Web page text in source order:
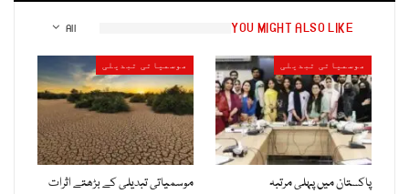
All YOU MIGHT ALSO LIKE
موسمیاتی تبدیلی
پاکستان میں پہلی مرتبہ
موسمیاتی تبدیلی
موسمیاتی تبدیلی کے بڑھتے اثرات